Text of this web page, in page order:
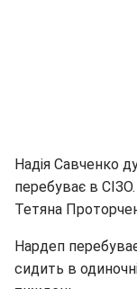
Надія Савченко
перебуває в
Тетяна
Нардеп
сидить в